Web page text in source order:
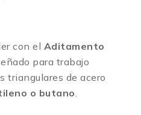
con el Aditamento
para trabajo
triangulares de acero
o butano